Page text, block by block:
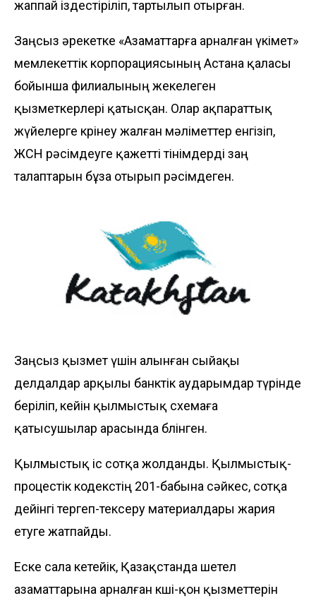
жаппай іздестіріліп, тартылып отырған.
Заңсыз әрекетке «Азаматтарға арналған үкімет»
мемлекеттік корпорациясының Астана қаласы
бойынша филиалының жекелеген
қызметкерлері қатысқан. Олар ақпараттық
жүйелерге көрінеу жалған мәліметтер енгізіп,
ЖСН рәсімдеуге қажетті өтінімдерді заң
талаптарын бұза отырып рәсімдеген.
Заңсыз қызмет үшін алынған сыйақы
делдалдар арқылы банктік аударымдар түрінде
беріліп, кейін қылмыстық схемаға
қатысушылар арасында бөлінген.
Қылмыстық іс сотқа жолданды. Қылмыстық-
процестік кодекстің 201-бабына сәйкес, сотқа
дейінгі тергеп-тексеру материалдары жария
етуге жатпайды.
Еске сала кетейік, Қазақстанда шетел
азаматтарына арналған көші-қон қызметтерін